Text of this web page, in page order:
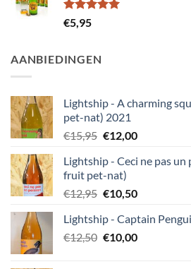
Gewaardeerd
5.00
€5,95
AANBIEDINGEN
Lightship - A charming
pet-nat) 2021
€15,95 Oorspronkelijke
was:
€15,95.
€12,00Huidige
is:
Lightship - Ceci ne pas
fruit pet-nat)
€12,95 Oorspronkelijke
was:
€12,95.
€10,50Huidige
is:
€10,50.
Lightship - Captain
€12,50 Oorspronkelijke
€10,00Huidige